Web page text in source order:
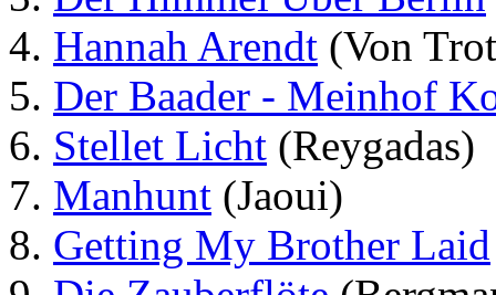
Hannah Arendt (Von
Der Baader - Meinhof
Stellet Licht (Reygadas)
Manhunt (Jaoui)
Getting My Brother Laid